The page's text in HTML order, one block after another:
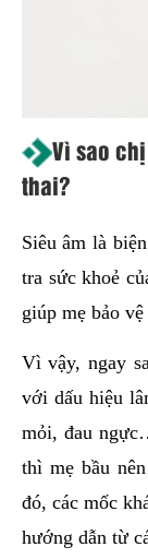
Vì sao
thai?
Siêu âm là
tra sức khoẻ
giúp mẹ bảo
Vì vậy, ngay
với dấu hiệu
mỏi, đau
thì mẹ bầu
đó, các mốc
hướng dẫn từ